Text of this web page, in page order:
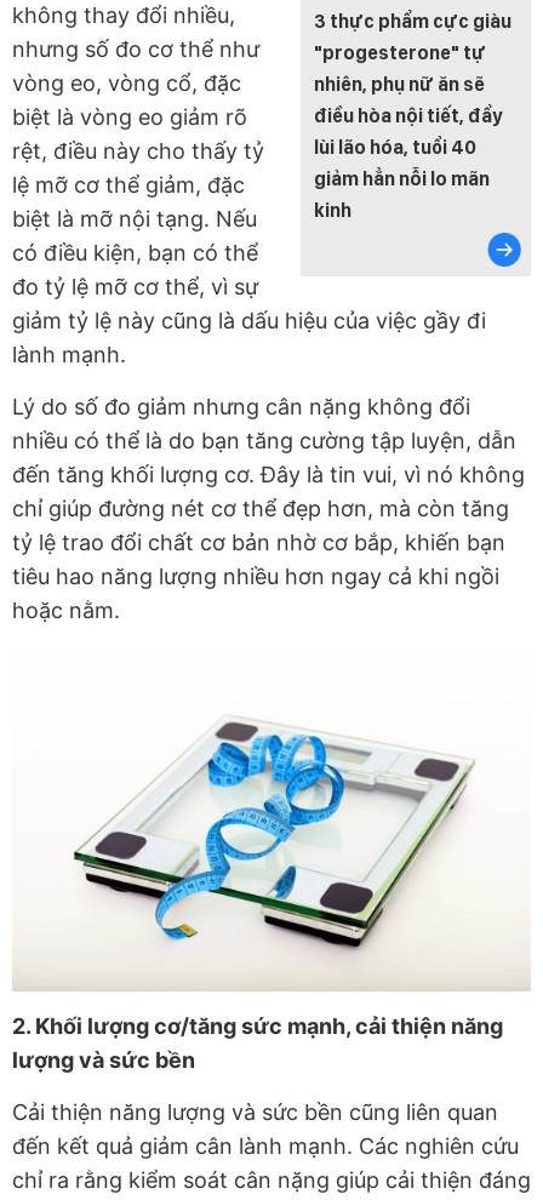
3 thực phẩm cực giàu
"progesterone" tự
nhiên, phụ nữ ăn sẽ
điều hòa nội tiết, đẩy
lùi lão hóa, tuổi 40
giảm hẳn nỗi lo mãn
kinh
không thay đổi nhiều,
nhưng số đo cơ thể như
vòng eo, vòng cổ, đặc
biệt là vòng eo giảm rõ
rệt, điều này cho thấy tỷ
lệ mỡ cơ thể giảm, đặc
biệt là mỡ nội tạng. Nếu
có điều kiện, bạn có thể
đo tỷ lệ mỡ cơ thể, vì sự
giảm tỷ lệ này cũng là dấu hiệu của việc gầy đi
lành mạnh.
Lý do số đo giảm nhưng cân nặng không đổi
nhiều có thể là do bạn tăng cường tập luyện, dẫn
đến tăng khối lượng cơ. Đây là tin vui, vì nó không
chỉ giúp đường nét cơ thể đẹp hơn, mà còn tăng
tỷ lệ trao đổi chất cơ bản nhờ cơ bắp, khiến bạn
tiêu hao năng lượng nhiều hơn ngay cả khi ngồi
hoặc nằm.
2. Khối lượng cơ/tăng sức mạnh, cải thiện năng
lượng và sức bền
Cải thiện năng lượng và sức bền cũng liên quan
đến kết quả giảm cân lành mạnh. Các nghiên cứu
chỉ ra rằng kiểm soát cân nặng giúp cải thiện đáng